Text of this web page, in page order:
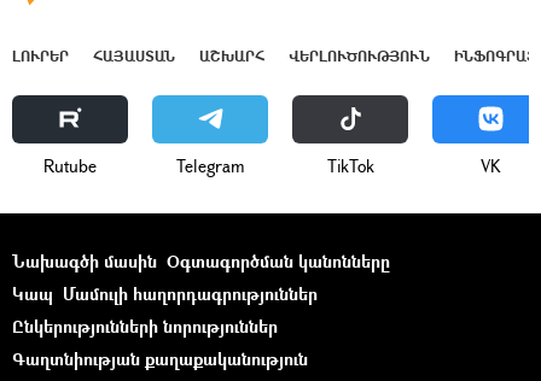
ԼՈՒՐԵՐ ՀԱՅԱՍՏԱՆ ԱՇԽԱՐՀ ՎԵՐԼՈՒԾՈՒԹՅՈՒՆ
Rutube Telegram ТikТоk VK
Նախագծի մասին Օգտագործման կանոնները
Կապ Մամուլի հաղորդագրություններ
Ընկերությունների նորություններ
Գաղտնիության քաղաքականություն